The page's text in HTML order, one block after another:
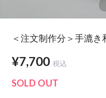
＜注文制作分＞手漉き
¥7,700 税込
SOLD OUT